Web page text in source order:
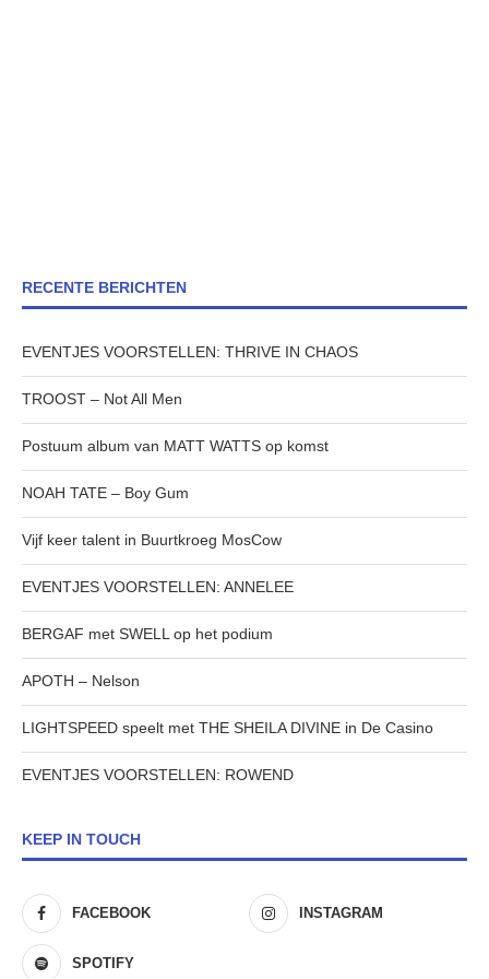
RECENTE BERICHTEN
EVENTJES VOORSTELLEN: THRIVE IN CHAOS
TROOST – Not All Men
Postuum album van MATT WATTS op komst
NOAH TATE – Boy Gum
Vijf keer talent in Buurtkroeg MosCow
EVENTJES VOORSTELLEN: ANNELEE
BERGAF met SWELL op het podium
APOTH – Nelson
LIGHTSPEED speelt met THE SHEILA DIVINE in De Casino
EVENTJES VOORSTELLEN: ROWEND
KEEP IN TOUCH
FACEBOOK INSTAGRAM
SPOTIFY